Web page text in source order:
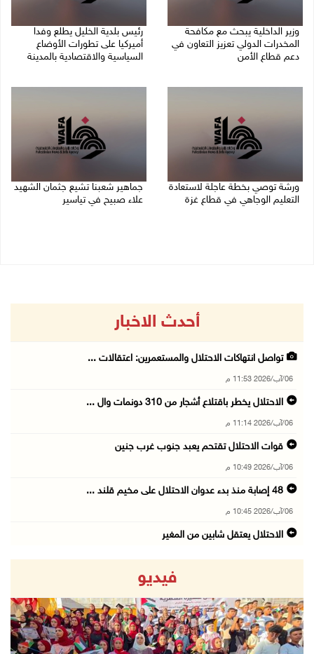
وزير الداخلية يبحث مع مكافحة
المخدرات الدولي تعزيز التعاون في
دعم قطاع الأمن
رئيس بلدية الخليل يطلع وفدا
أميركيا على تطورات الأوضاع
السياسية والاقتصادية بالمدينة
ورشة توصي بخطة عاجلة لاستعادة
التعليم الوجاهي في قطاع غزة
جماهير شعبنا تشيع جثمان الشهيد
علاء صبيح في تياسير
أحدث الاخبار
تواصل انتهاكات الاحتلال والمستعمرين: اعتقالات ...
06/آب/2026 11:53 م
الاحتلال يخطر باقتلاع أشجار من 310 دونمات وال ...
06/آب/2026 11:14 م
قوات الاحتلال تقتحم يعبد جنوب غرب جنين
06/آب/2026 10:49 م
48 إصابة منذ بدء عدوان الاحتلال على مخيم قلند ...
06/آب/2026 10:45 م
الاحتلال يعتقل شابين من المغير
وزير الداخلية يبحث مع مكافحة المخدرات الدولي ...
06/آب/2026 10:01 م
رئيس بلدية الخليل يطلع وفدا أميركيا على تطورا ...
06/آب/2026 09:59 م
فيديو